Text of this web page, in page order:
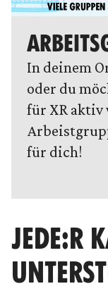
In deinem
oder du
für XR aktiv
für dich!
JEDE:R